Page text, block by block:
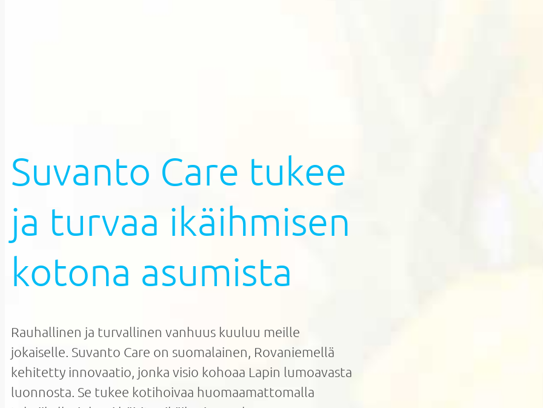
Suvanto Care tukee
ja turvaa ikäihmisen
kotona asumista
Rauhallinen ja turvallinen vanhuus kuuluu meille
jokaiselle. Suvanto Care on suomalainen, Rovaniemellä
kehitetty innovaatio, jonka visio kohoaa Lapin lumoavasta
luonnosta. Se tukee kotihoivaa huomaamattomalla